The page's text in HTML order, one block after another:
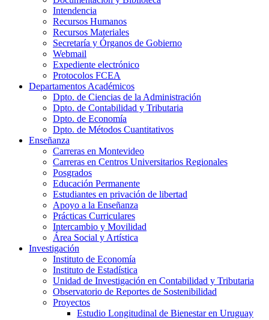
Intendencia
Recursos Humanos
Recursos Materiales
Secretaría y Órganos de Gobierno
Webmail
Expediente electrónico
Protocolos FCEA
Departamentos Académicos
Dpto. de Ciencias de la Administración
Dpto. de Contabilidad y Tributaria
Dpto. de Economía
Dpto. de Métodos Cuantitativos
Enseñanza
Carreras en Montevideo
Carreras en Centros Universitarios Regionales
Posgrados
Educación Permanente
Estudiantes en privación de libertad
Apoyo a la Enseñanza
Prácticas Curriculares
Intercambio y Movilidad
Área Social y Artística
Investigación
Instituto de Economía
Instituto de Estadística
Unidad de Investigación en Contabilidad y Tributaria
Observatorio de Reportes de Sostenibilidad
Proyectos
Estudio Longitudinal de Bienestar en Uruguay